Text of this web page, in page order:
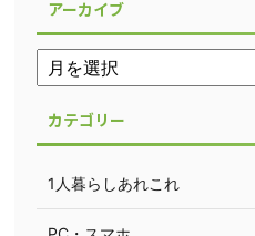
アーカイブ
カテゴリー
1人暮らしあれこれ